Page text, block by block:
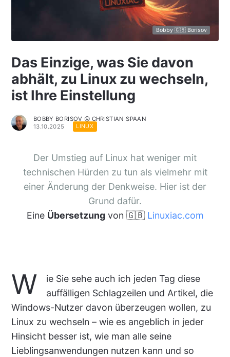
Bobby 🇬🇧 Borisov
Das Einzige, was Sie davon
abhält, zu Linux zu wechseln,
ist Ihre Einstellung
BOBBY BORISOV 😛 CHRISTIAN SPAAN
13.10.2025
LINUX
Der Umstieg auf Linux hat weniger mit
technischen Hürden zu tun als vielmehr mit
einer Änderung der Denkweise. Hier ist der
Grund dafür.
Eine Übersetzungvon 🇬🇧 Linuxiac.com
W
ie Sie sehe auch ich jeden Tag diese
auffälligen Schlagzeilen und Artikel, die
Windows-Nutzer davon überzeugen wollen, zu
Linux zu wechseln – wie es angeblich in jeder
Hinsicht besser ist, wie man alle seine
Lieblingsanwendungen nutzen kann und so